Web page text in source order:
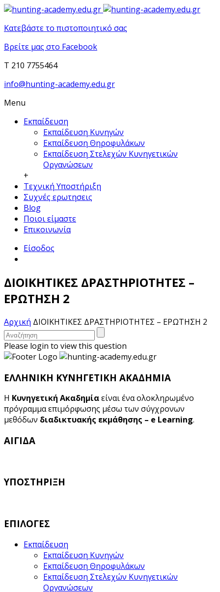
Κατεβάστε το πιστοποιητικό σας
Βρείτε μας στο Facebook
T 210 7755464
info@hunting-academy.edu.gr
Menu
Εκπαίδευση
Εκπαίδευση Κυνηγών
Εκπαίδευση Θηροφυλάκων
Εκπαίδευση Στελεχών Κυνηγετικών
Οργανώσεων
+
Τεχνική Υποστήριξη
Συχνές ερωτησεις
Blog
Ποιοι είμαστε
Επικοινωνία
Είσοδος
ΔΙΟΙΚΗΤΙΚΕΣ ΔΡΑΣΤΗΡΙΟΤΗΤΕΣ –
ΕΡΩΤΗΣΗ 2
Αρχική ΔΙΟΙΚΗΤΙΚΕΣ ΔΡΑΣΤΗΡΙΟΤΗΤΕΣ – ΕΡΩΤΗΣΗ 2
Please login to view this question
ΕΛΛΗΝΙΚΗ ΚΥΝΗΓΕΤΙΚΗ ΑΚΑΔΗΜΙΑ
Η Κυνηγετική Ακαδημίαείναι ένα ολοκληρωμένο
πρόγραμμα επιμόρφωσης μέσω των σύγχρονων
μεθόδων διαδικτυακής εκμάθησης – e Learning.
ΑΙΓΙΔΑ
ΥΠΟΣΤΗΡΙΞΗ
ΕΠΙΛΟΓΕΣ
Εκπαίδευση
Εκπαίδευση Κυνηγών
Εκπαίδευση Θηροφυλάκων
Εκπαίδευση Στελεχών Κυνηγετικών
Οργανώσεων